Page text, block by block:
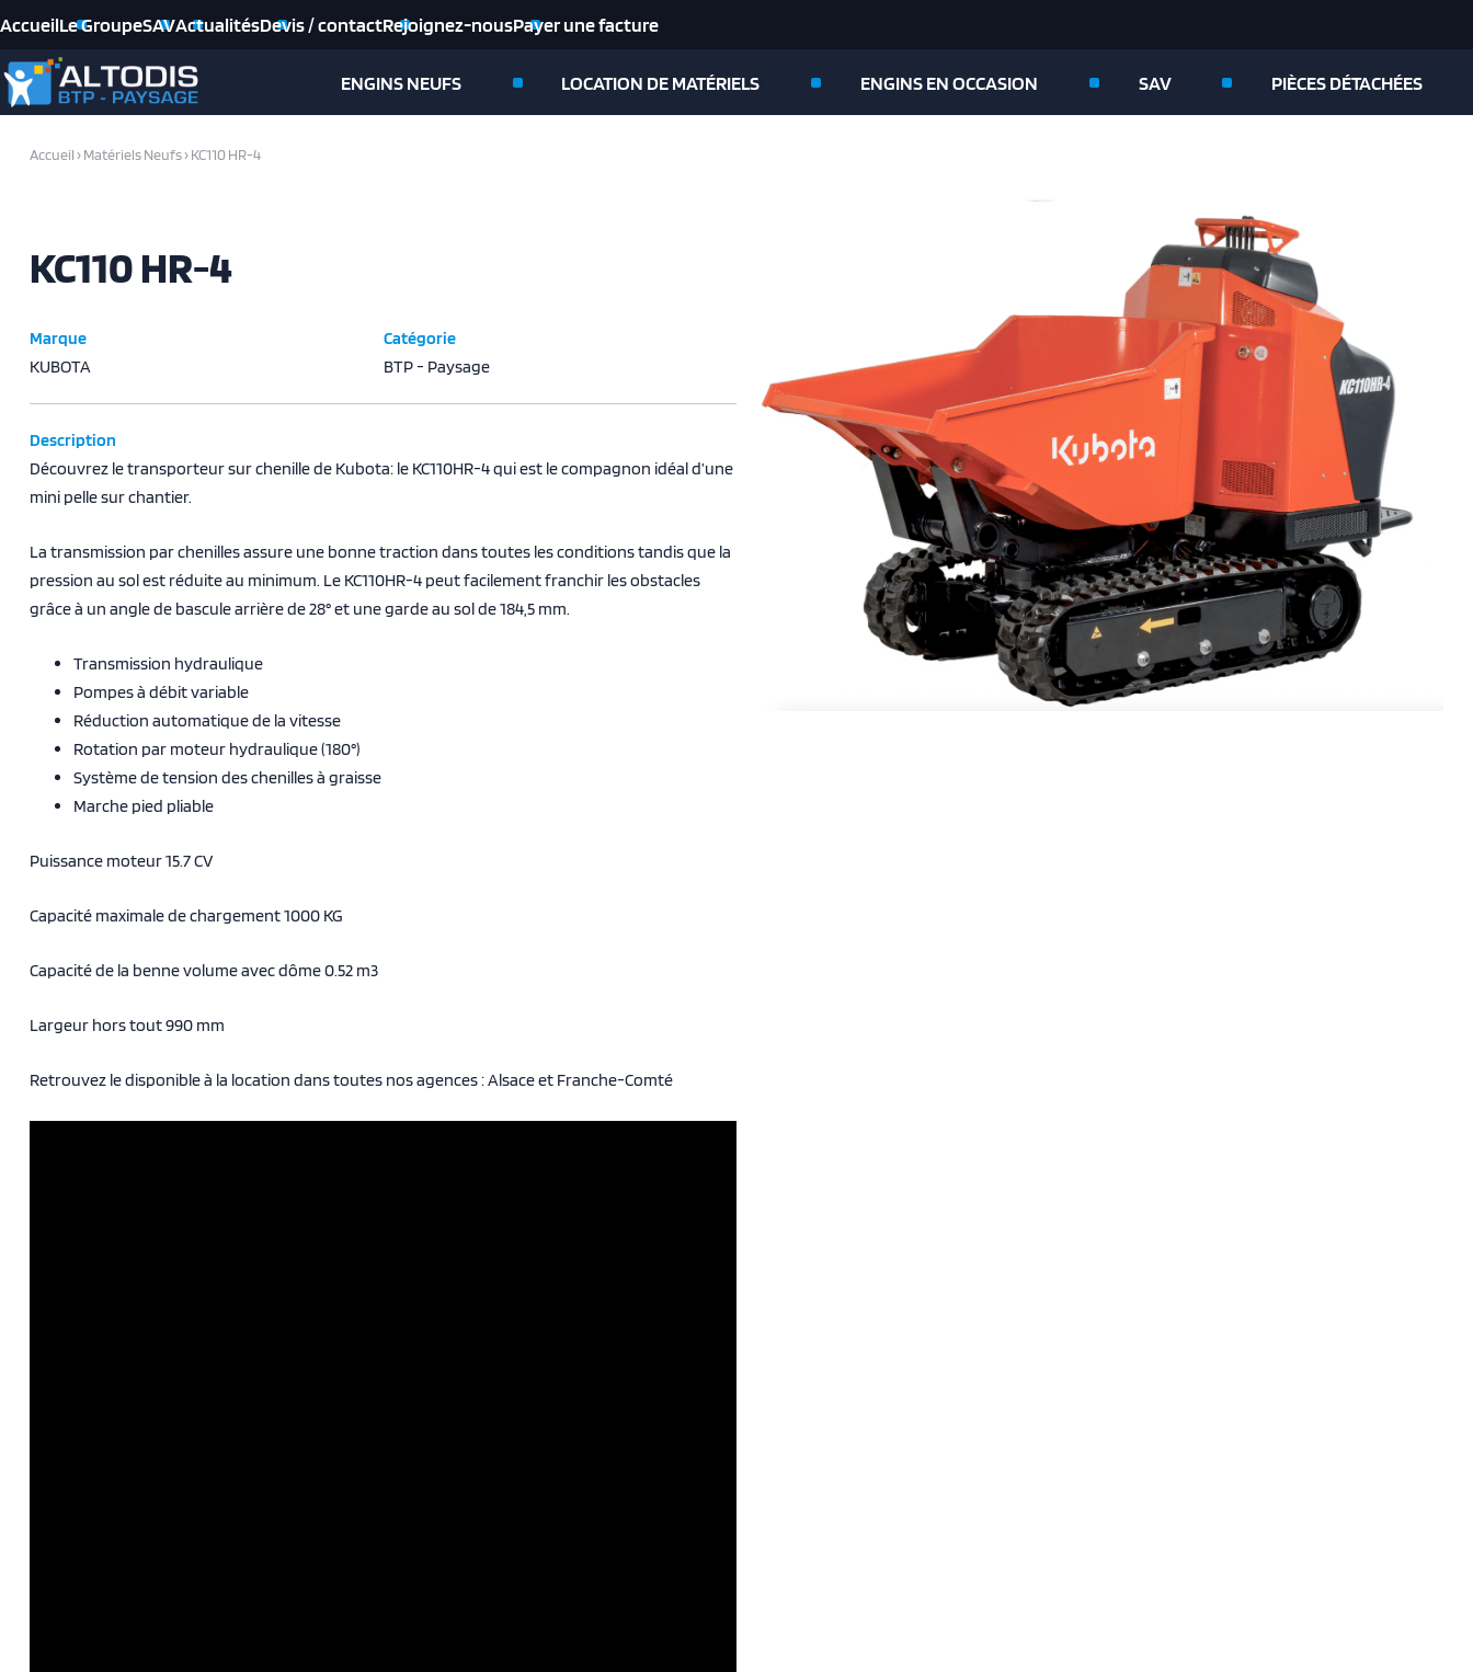
AccueilLe GroupeSAVActualitésDevis / contactRejoignez-nousPayer une facture
ENGINS NEUFS LOCATION DE MATÉRIELS ENGINS EN OCCASION SAV PIÈCES DÉTACHÉES
Accueil›Matériels Neufs›KC110 HR-4
KC110 HR-4
Marque
KUBOTA
Catégorie
BTP - Paysage
Description
Découvrez le transporteur sur chenille de Kubota: le KC110HR-4 qui est le compagnon idéal d’une
mini pelle sur chantier.
La transmission par chenilles assure une bonne traction dans toutes les conditions tandis que la
pression au sol est réduite au minimum. Le KC110HR-4 peut facilement franchir les obstacles
grâce à un angle de bascule arrière de 28° et une garde au sol de 184,5 mm.
Transmission hydraulique
Pompes à débit variable
Réduction automatique de la vitesse
Rotation par moteur hydraulique (180°)
Système de tension des chenilles à graisse
Marche pied pliable
Puissance moteur 15.7 CV
Capacité maximale de chargement 1000 KG
Capacité de la benne volume avec dôme 0.52 m3
Largeur hors tout 990 mm
Retrouvez le disponible à la location dans toutes nos agences : Alsace et Franche-Comté